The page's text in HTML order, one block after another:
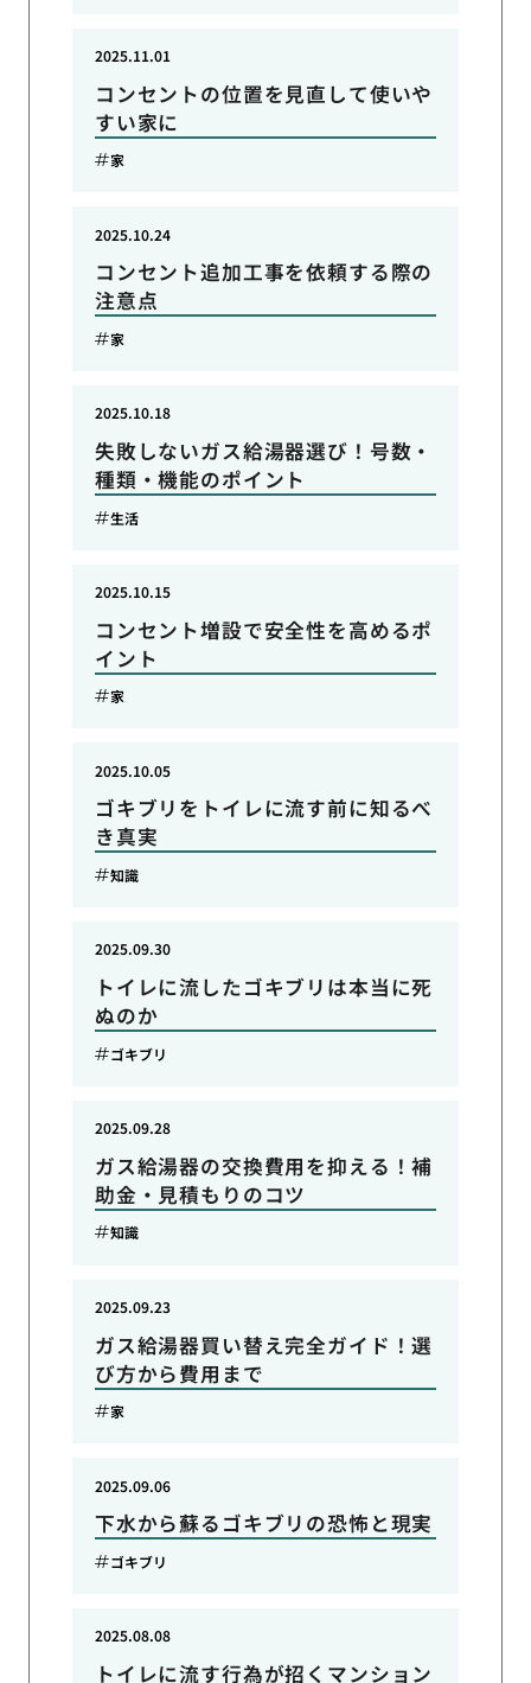
コンセントの位置を見直して使いや
すい家に
2025.11.01
家
コンセント追加工事を依頼する際の
注意点
2025.10.24
家
失敗しないガス給湯器選び！号数・
種類・機能のポイント
2025.10.18
生活
コンセント増設で安全性を高めるポ
イント
2025.10.15
家
ゴキブリをトイレに流す前に知るべ
き真実
2025.10.05
知識
トイレに流したゴキブリは本当に死
ぬのか
2025.09.30
ゴキブリ
ガス給湯器の交換費用を抑える！補
助金・見積もりのコツ
2025.09.28
知識
ガス給湯器買い替え完全ガイド！選
び方から費用まで
2025.09.23
家
下水から蘇るゴキブリの恐怖と現実
2025.09.06
ゴキブリ
トイレに流す行為が招くマンション
2025.08.08